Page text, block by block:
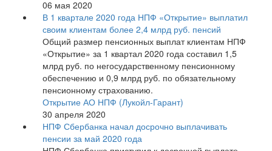
06 мая 2020
В 1 квартале 2020 года НПФ «Открытие» выплатил
своим клиентам более 2,4 млрд руб. пенсий
Общий размер пенсионных выплат клиентам НПФ
«Открытие» за 1 квартал 2020 года составил 1,5
млрд руб. по негосударственному пенсионному
обеспечению и 0,9 млрд руб. по обязательному
пенсионному страхованию.
Открытие АО НПФ (Лукойл-Гарант)
30 апреля 2020
НПФ Сбербанка начал досрочно выплачивать
пенсии за май 2020 года